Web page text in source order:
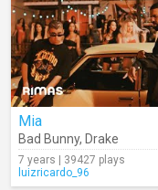
Mia
Bad Bunny, Drake
7 years | 39427 plays
luizricardo_96